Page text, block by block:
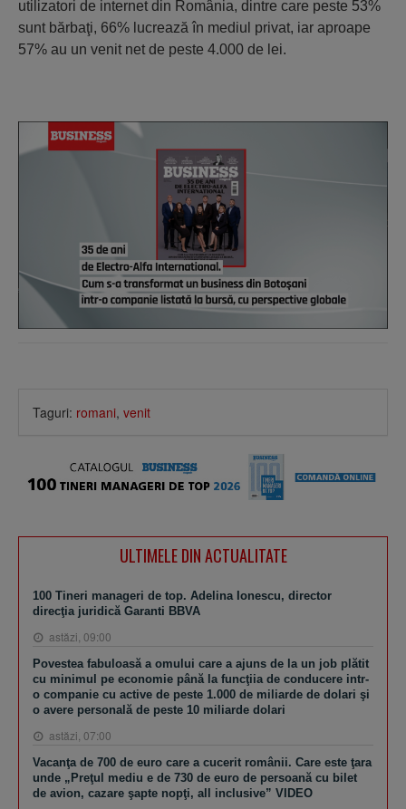
utilizatori de internet din România, dintre care peste 53%
sunt bărbaţi, 66% lucrează în mediul privat, iar aproape
57% au un venit net de peste 4.000 de lei.
Taguri: romani, venit
ULTIMELE DIN ACTUALITATE
100 Tineri manageri de top. Adelina Ionescu, director
direcţia juridică Garanti BBVA
astăzi, 09:00
Povestea fabuloasă a omului care a ajuns de la un job plătit
cu minimul pe economie până la funcţiia de conducere intr-
o companie cu active de peste 1.000 de miliarde de dolari şi
o avere personală de peste 10 miliarde dolari
astăzi, 07:00
Vacanţa de 700 de euro care a cucerit românii. Care este ţara
unde „Preţul mediu e de 730 de euro de persoană cu bilet
de avion, cazare şapte nopţi, all inclusive” VIDEO